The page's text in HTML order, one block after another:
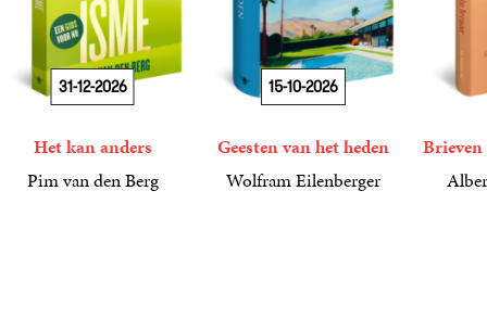
31-12-2026
Het kan anders
Pim van den Berg
15-10-2026
Geesten van het heden
Wolfram Eilenberger